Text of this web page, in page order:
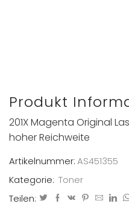
Produkt
201X Magenta Original
hoher Reichweite
Artikelnummer:AS451355
Kategorie: Toner
Teilen: